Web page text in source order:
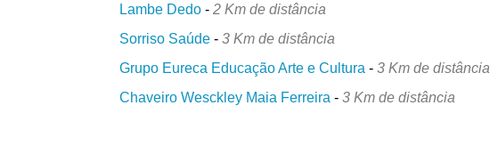
Lambe Dedo -2 Km de distância
Sorriso Saúde -3 Km de distância
Grupo Eureca Educação Arte e Cultura -3 Km de distância
Chaveiro Wesckley Maia Ferreira -3 Km de distância